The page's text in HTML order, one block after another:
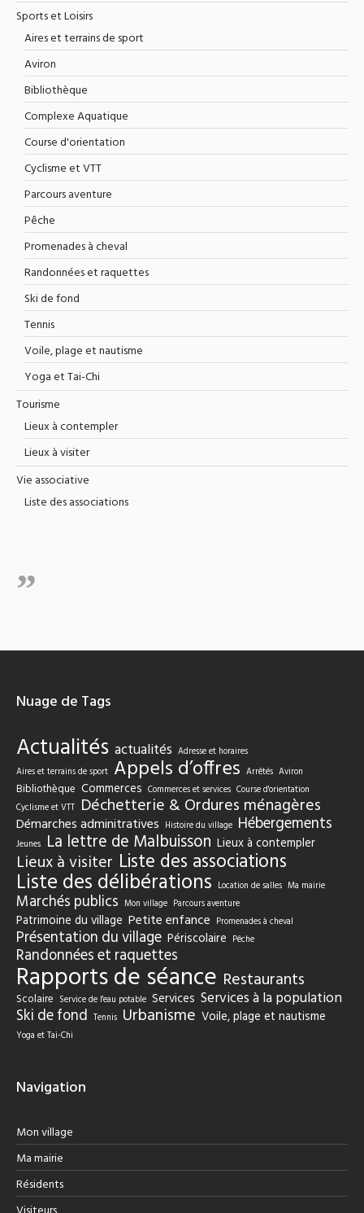
Sports et Loisirs
Aires et terrains de sport
Aviron
Bibliothèque
Complexe Aquatique
Course d'orientation
Cyclisme et VTT
Parcours aventure
Pêche
Promenades à cheval
Randonnées et raquettes
Ski de fond
Tennis
Voile, plage et nautisme
Yoga et Tai-Chi
Tourisme
Lieux à contempler
Lieux à visiter
Vie associative
Liste des associations
Nuage de Tags
Actualités actualités Adresse et horaires
Aires et terrains de sport Appels d’offres Arrêtés Aviron
Bibliothèque Commerces Commerces et services Course d'orientation
Cyclisme et VTT Déchetterie & Ordures ménagères
Démarches adminitratives Histoire du village Hébergements
Jeunes La lettre de Malbuisson Lieux à contempler
Lieux à visiter Liste des associations
Liste des délibérations Location de salles Ma mairie
Marchés publics Mon village Parcours aventure
Patrimoine du village Petite enfance Promenades à cheval
Présentation du village Périscolaire Pêche
Randonnées et raquettes
Rapports de séance Restaurants
Scolaire Service de l'eau potable Services Services à la population
Ski de fond Tennis Urbanisme Voile, plage et nautisme
Yoga et Tai-Chi
Navigation
Mon village
Ma mairie
Résidents